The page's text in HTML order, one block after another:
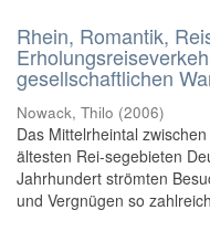
Rhein, Romantik,
gesellschaftlichen
Nowack, Thilo (2006)
Das Mittelrheintal
ältesten Rei-segebieten
Jahrhundert strömten
und Vergnügen so